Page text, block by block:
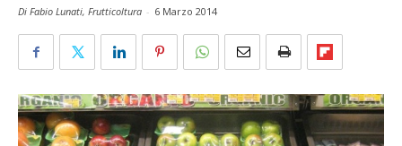
Di Fabio Lunati, Frutticoltura - 6 Marzo 2014